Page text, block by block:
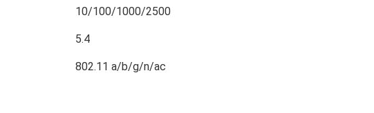
10/100/1000/2500
5.4
802.11 a/b/g/n/ac